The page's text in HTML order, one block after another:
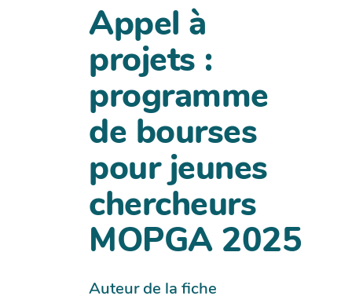
Appel à
projets :
programme
de bourses
pour jeunes
chercheurs
MOPGA 2025
Auteur de la fiche